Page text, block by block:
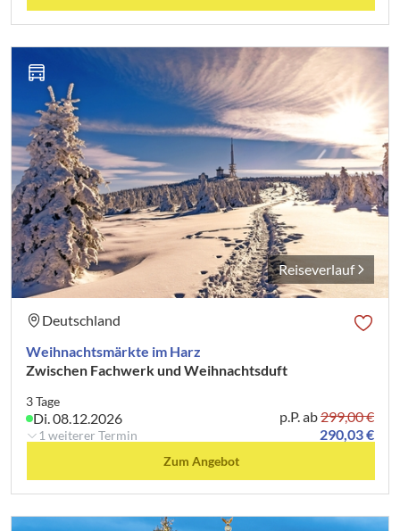
Reiseverlauf
Deutschland
Weihnachtsmärkte im Harz
Zwischen Fachwerk und Weihnachtsduft
3 Tage
Di. 08.12.2026
1 weiterer Termin
p.P. ab299,00 €
290,03 €
Zum Angebot